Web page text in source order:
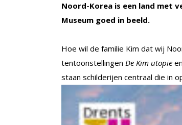
Noord-Korea is een land met
Museum goed in beeld.
Hoe wil de familie Kim dat wij
tentoonstellingen De Kim utopie en
staan schilderijen centraal die in